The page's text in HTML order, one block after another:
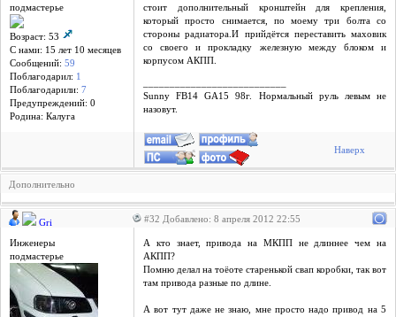
подмастерье
Возраст: 53
С нами: 15 лет 10 месяцев
Сообщений: 59
Поблагодарил: 1
Поблагодарили: 7
Предупреждений: 0
Родина: Калуга
стоит дополнительный кронштейн для крепления,
который просто снимается, по моему три болта со
стороны радиатора.И прийдётся переставить маховик
со своего и прокладку железную между блоком и
корпусом АКПП.
Sunny FB14 GA15 98г. Нормальный руль левым не
назовут.
Наверх
Дополнительно
Gri #32 Добавлено: 8 апреля 2012 22:55
Инженеры
подмастерье
А кто знает, привода на МКПП не длиннее чем на
АКПП?
Помню делал на тоёоте старенькой свап коробки, так вот
там привода разные по длине.
А вот тут даже не знаю, мне просто надо привод на 5